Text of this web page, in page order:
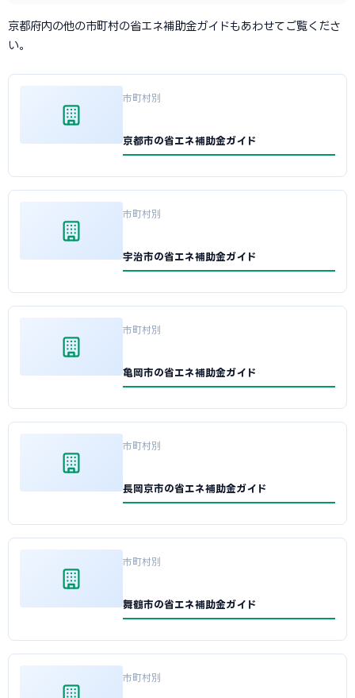
京都府内の他の市町村の省エネ補助金ガイドもあわせてご覧くださ
い。
市町村別
京都市の省エネ補助金ガイド
市町村別
宇治市の省エネ補助金ガイド
市町村別
亀岡市の省エネ補助金ガイド
市町村別
長岡京市の省エネ補助金ガイド
市町村別
舞鶴市の省エネ補助金ガイド
市町村別